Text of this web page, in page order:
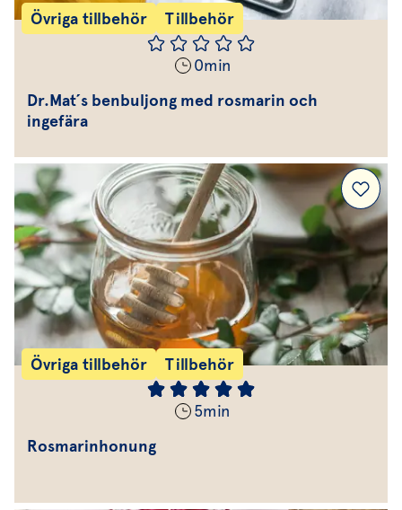
Övriga tillbehör Tillbehör
0min
Dr.Mat´s benbuljong med rosmarin och
ingefära
Övriga tillbehör Tillbehör
5min
Rosmarinhonung